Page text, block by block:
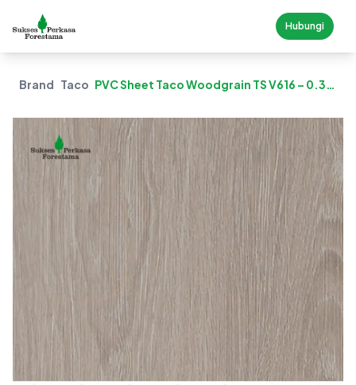
Hubungi
Brand Taco PVC Sheet Taco Woodgrain TS V616 – 0.3